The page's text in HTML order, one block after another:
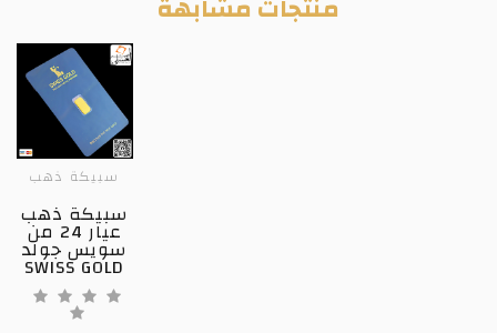
سبيكة ذهب
سبيكة ذهب
عيار 24 من
سويس جولد
SWISS GOLD